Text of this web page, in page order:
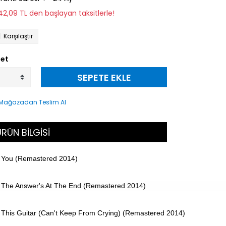
TL den başlayan taksitlerle!
Karşılaştır
SEPETE EKLE
BİLGİSİ
You (Remastered 2014)
The Answer's At The End (Remastered 2014)
This Guitar (Can't Keep From Crying) (Remastered 2014)